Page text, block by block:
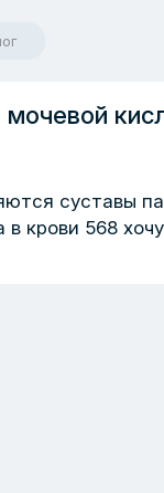
суставы
крови 568